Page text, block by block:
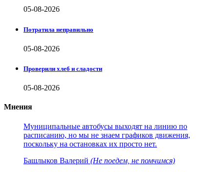
05-08-2026
Потратила неправильно
05-08-2026
Проверили хлеб и сладости
05-08-2026
Мнения
Муниципальные автобусы выходят на линию по
расписанию, но мы не знаем графиков движения,
поскольку на остановках их просто нет.
Башлыков Валерий (Не поедем, не помчимся)